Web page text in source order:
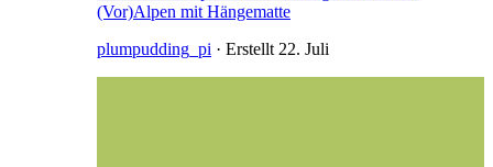
(Vor)Alpen mit Hängematte
plumpudding_pi · Erstellt 22. Juli